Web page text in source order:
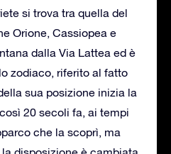
si trova tra quella del
Orione, Cassiopea e
dalla Via Lattea ed è
zodiaco, riferito al fatto
sua posizione inizia la
20 secoli fa, ai tempi
che la scoprì, ma